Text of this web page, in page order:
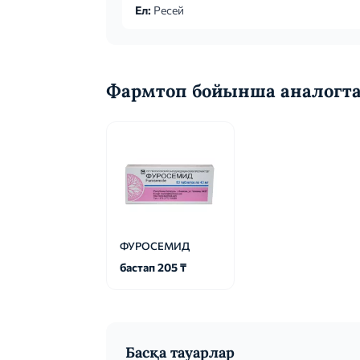
Ел: Ресей
Фармтоп бойынша
ФУРОСЕМИД
бастап 205 ₸
Басқа тауарлар